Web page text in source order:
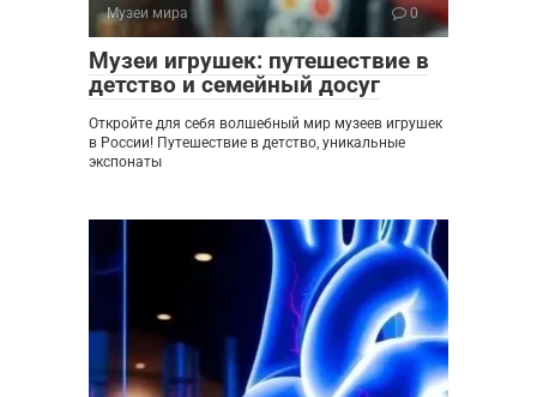
Музеи мира 0
Музеи игрушек: путешествие в
детство и семейный досуг
Откройте для себя волшебный мир музеев игрушек
в России! Путешествие в детство, уникальные
экспонаты